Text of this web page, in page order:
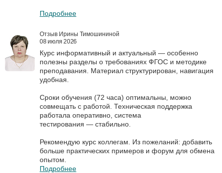
Подробнее
Отзыв Ирины Тимошининой
08 июля 2026
Курс информативный и актуальный — особенно
полезны разделы о требованиях ФГОС и методике
преподавания. Материал структурирован, навигация
удобная.
Сроки обучения (72 часа) оптимальны, можно
совмещать с работой. Техническая поддержка
работала оперативно, система
тестирования — стабильно.
Рекомендую курс коллегам. Из пожеланий: добавить
больше практических примеров и форум для обмена
опытом.
Подробнее